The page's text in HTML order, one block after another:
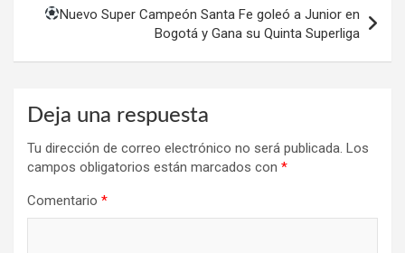
Nuevo Super Campeón Santa Fe goleó a Junior en
Bogotá y Gana su Quinta Superliga
Deja una respuesta
Tu dirección de correo electrónico no será publicada. Los
campos obligatorios están marcados con *
Comentario *